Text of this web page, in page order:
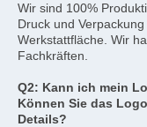
Wir sind 100%
Druck und
Werkstattfläche. Wir
Fachkräften.
Q2: Kann ich mein
Können Sie das
Details?